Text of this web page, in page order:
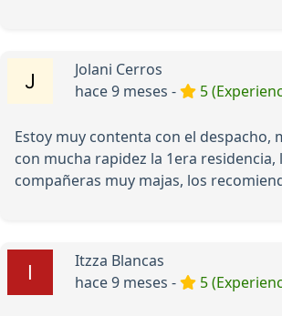
Jolani Cerros
hace 9 meses -
5
Estoy muy contenta con el despacho,
con mucha rapidez la 1era residencia,
compañeras muy majas, los
Itzza Blancas
hace 9 meses -
5